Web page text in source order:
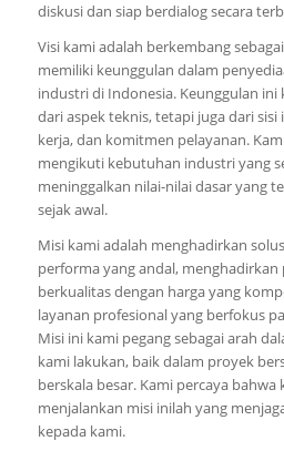
diskusi dan siap berdialog secara
Visi kami adalah berkembang
memiliki keunggulan dalam
industri di Indonesia. Keunggulan
dari aspek teknis, tetapi juga dari
kerja, dan komitmen pelayanan.
mengikuti kebutuhan industri yang
meninggalkan nilai-nilai dasar yang
sejak awal.
Misi kami adalah menghadirkan
performa yang andal,
berkualitas dengan harga yang
layanan profesional yang berfokus
Misi ini kami pegang sebagai arah
kami lakukan, baik dalam proyek
berskala besar. Kami percaya bahwa
menjalankan misi inilah yang
kepada kami.